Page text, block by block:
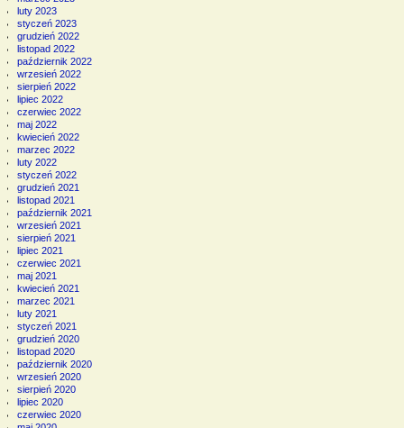
luty 2023
styczeń 2023
grudzień 2022
listopad 2022
październik 2022
wrzesień 2022
sierpień 2022
lipiec 2022
czerwiec 2022
maj 2022
kwiecień 2022
marzec 2022
luty 2022
styczeń 2022
grudzień 2021
listopad 2021
październik 2021
wrzesień 2021
sierpień 2021
lipiec 2021
czerwiec 2021
maj 2021
kwiecień 2021
marzec 2021
luty 2021
styczeń 2021
grudzień 2020
listopad 2020
październik 2020
wrzesień 2020
sierpień 2020
lipiec 2020
czerwiec 2020